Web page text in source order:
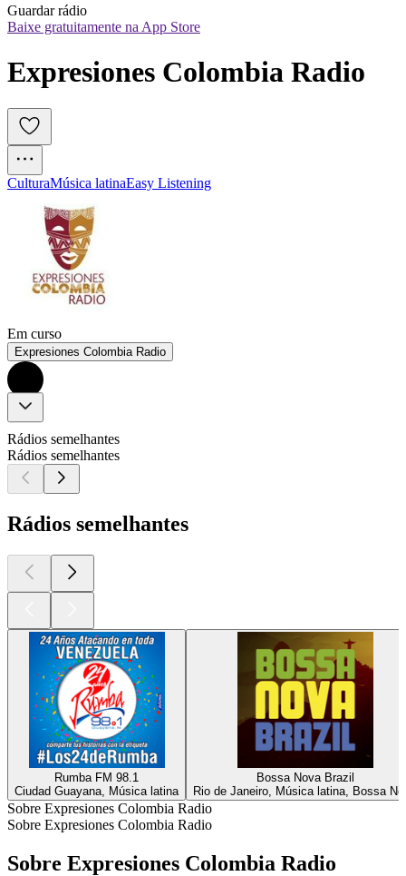
Guardar rádio
Baixe gratuitamente na App Store
Expresiones Colombia Radio
CulturaMúsica latinaEasy Listening
Em curso
Expresiones Colombia Radio
Rádios semelhantes
Rádios semelhantes
Rádios semelhantes
Rumba FM 98.1
Ciudad Guayana, Música latina
Bossa Nova Brazil
Rio de Janeiro, Música latina, Bossa
Sobre Expresiones Colombia Radio
Sobre Expresiones Colombia Radio
Sobre Expresiones Colombia Radio